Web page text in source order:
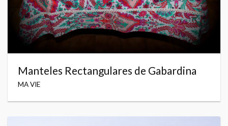
Manteles Rectangulares de Gabardina
MA VIE